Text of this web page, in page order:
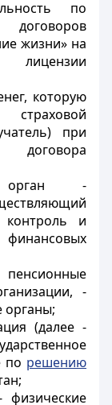
по
жизни» на
лицензии
которую
при
орган -
контроль и
-
органы;
(далее -
по решению